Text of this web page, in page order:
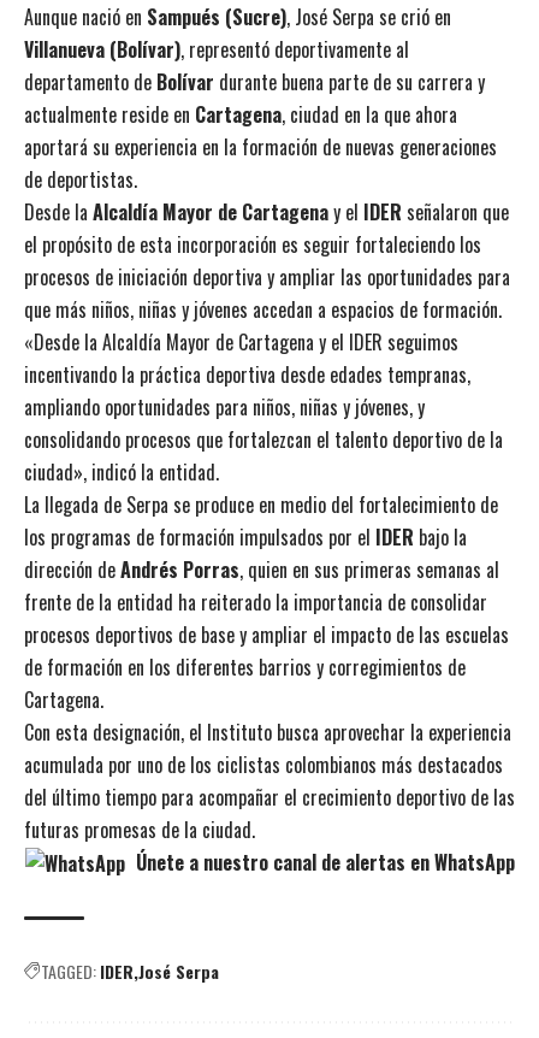
Aunque nació en Sampués (Sucre), José Serpa se crió en
Villanueva (Bolívar), representó deportivamente al
departamento de Bolívar durante buena parte de su carrera y
actualmente reside en Cartagena, ciudad en la que ahora
aportará su experiencia en la formación de nuevas generaciones
de deportistas.
Desde la Alcaldía Mayor de Cartagenay el IDER señalaron que
el propósito de esta incorporación es seguir fortaleciendo los
procesos de iniciación deportiva y ampliar las oportunidades para
que más niños, niñas y jóvenes accedan a espacios de formación.
«Desde la Alcaldía Mayor de Cartagena y el IDER seguimos
incentivando la práctica deportiva desde edades tempranas,
ampliando oportunidades para niños, niñas y jóvenes, y
consolidando procesos que fortalezcan el talento deportivo de la
ciudad», indicó la entidad.
La llegada de Serpa se produce en medio del fortalecimiento de
los programas de formación impulsados por el IDER bajo la
dirección deAndrés Porras, quien en sus primeras semanas al
frente de la entidad ha reiterado la importancia de consolidar
procesos deportivos de base y ampliar el impacto de las escuelas
de formación en los diferentes barrios y corregimientos de
Cartagena.
Con esta designación, el Instituto busca aprovechar la experiencia
acumulada por uno de los ciclistas colombianos más destacados
del último tiempo para acompañar el crecimiento deportivo de las
futuras promesas de la ciudad.
Únete a nuestro canal de alertas en WhatsApp
TAGGED:IDER José Serpa